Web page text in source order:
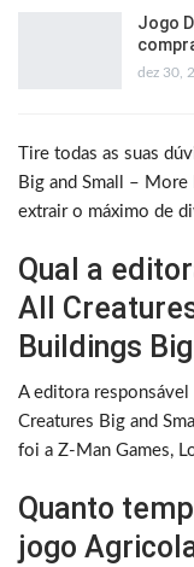
Jogo
dez 30,
Tire todas as suas
Big and Small –
extrair o máximo de
Qual a
All
Buildings
A editora responsável
Creatures Big and
foi a Z-Man Games,
Quanto
jogo